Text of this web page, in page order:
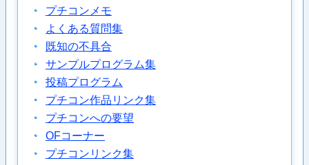
プチコンメモ
よくある質問集
既知の不具合
サンプルプログラム集
投稿プログラム
プチコン作品リンク集
プチコンへの要望
OFコーナー
プチコンリンク集